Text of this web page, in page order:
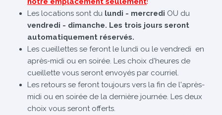
Les locations sont du lundi - mercredi OU du
vendredi - dimanche. Les trois jours seront
automatiquement réservés.
Les cueillettes se feront le lundi ou le vendredi en
après-midi ou en soirée. Les choix d'heures de
cueillette vous seront envoyés par courriel.
Les retours se feront toujours vers la fin de l'après-
midi ou en soirée de la dernière journée. Les deux
choix vous seront offerts.